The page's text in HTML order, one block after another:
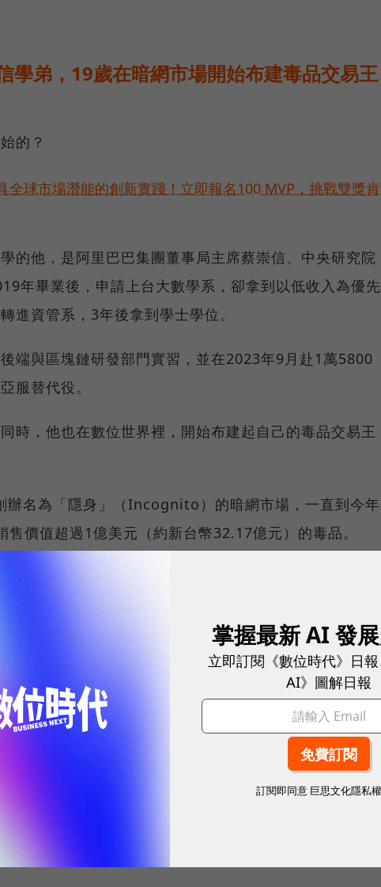
學弟，19歲在暗網市場開始布建毒品交易王
的？
全球市場潛能的創新實踐！立即報名100 MVP，挑戰雙獎肯
的他，是阿里巴巴集團董事局主席蔡崇信、中央研究院
年畢業後，申請上台大數學系，卻拿到以低收入為優先
進資管系，3年後拿到學士學位。
端與區塊鏈研發部門實習，並在2023年9月赴1萬5800
服替代役。
時，他也在數位世界裡，開始布建起自己的毒品交易王
辦名為「隱身」（Incognito）的暗網市場，一直到今年
價值超過1億美元（約新台幣32.17億元）的毒品。
人，都能以Tor瀏覽器進入「隱身」，使用帳號、密碼登
中，選擇自己想要的毒品、管制藥物。
統，供應商須註冊、每成交一筆給5％抽成
定供應商出售。這些供應商必須先在「隱身」上註冊、
毒品，還必須上繳5％給「隱身」，供林睿庠營運、支
得數百萬美元利潤。
儲值系統，賣家和買家都得把加密貨幣存進他們在「隱
的加密貨幣會轉移到賣家帳戶，並扣掉5％給林睿庠的抽
掌握最新 AI 發展
立即訂閱《數位時代》日
AI》圖解日報
訂閱即同意 巨思文化隱私